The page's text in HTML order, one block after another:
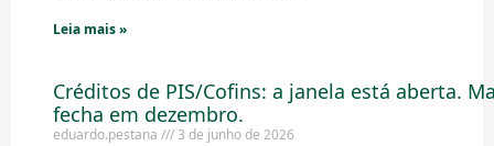
Leia mais »
Créditos de PIS/Cofins: a janela está aberta.
fecha em dezembro.
eduardo.pestana 3 de junho de 2026